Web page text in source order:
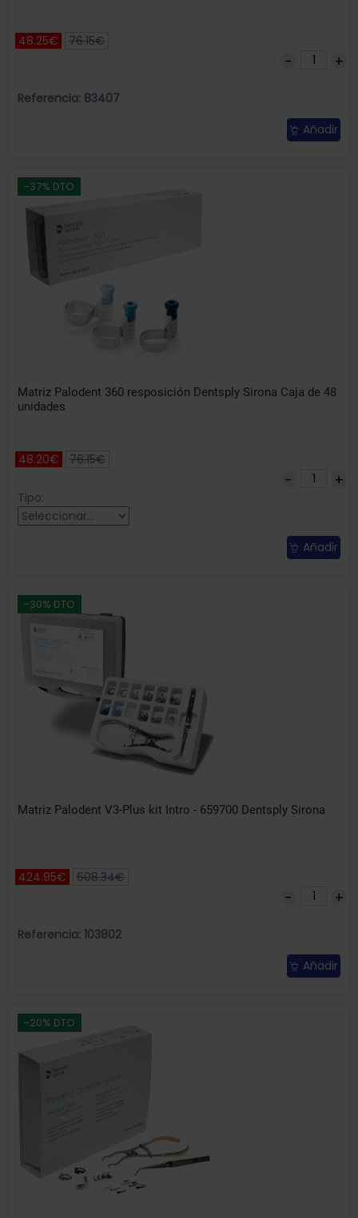
48.25€ 76.15€
Referencia: 83407
Añadir
-37% DTO
Matriz Palodent 360 resposición Dentsply Sirona Caja de 48
unidades
48.20€ 76.15€
Tipo:
Añadir
-30% DTO
Matriz Palodent V3-Plus kit Intro - 659700 Dentsply Sirona
424.95€ 608.34€
Referencia: 103802
Añadir
-20% DTO